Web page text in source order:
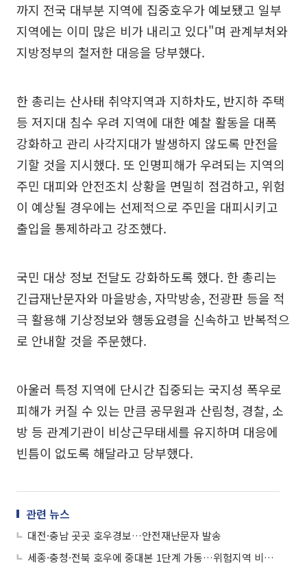
까지 전국 대부분 지역에 집중호우가 예보됐고 일부
지역에는 이미 많은 비가 내리고 있다"며 관계부처와
지방정부의 철저한 대응을 당부했다.
한 총리는 산사태 취약지역과 지하차도, 반지하 주택
등 저지대 침수 우려 지역에 대한 예찰 활동을 대폭
강화하고 관리 사각지대가 발생하지 않도록 만전을
기할 것을 지시했다. 또 인명피해가 우려되는 지역의
주민 대피와 안전조치 상황을 면밀히 점검하고, 위험
이 예상될 경우에는 선제적으로 주민을 대피시키고
출입을 통제하라고 강조했다.
국민 대상 정보 전달도 강화하도록 했다. 한 총리는
긴급재난문자와 마을방송, 자막방송, 전광판 등을 적
극 활용해 기상정보와 행동요령을 신속하고 반복적으
로 안내할 것을 주문했다.
아울러 특정 지역에 단시간 집중되는 국지성 폭우로
피해가 커질 수 있는 만큼 공무원과 산림청, 경찰, 소
방 등 관계기관이 비상근무태세를 유지하며 대응에
빈틈이 없도록 해달라고 당부했다.
관련 뉴스
대전·충남 곳곳 호우경보…안전재난문자 발송
세종·충청·전북 호우에 중대본 1단계 가동…위험지역 비상대응 강화